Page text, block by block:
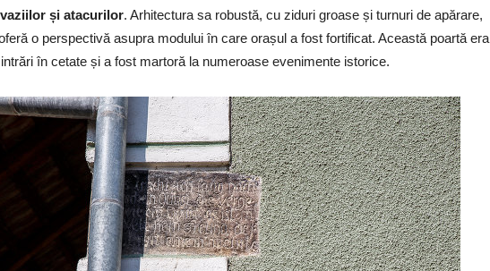
și atacurilor. Arhitectura sa robustă, cu ziduri groase și turnuri de apărare,
o perspectivă asupra modului în care orașul a fost fortificat. Această poartă era
în cetate și a fost martoră la numeroase evenimente istorice.